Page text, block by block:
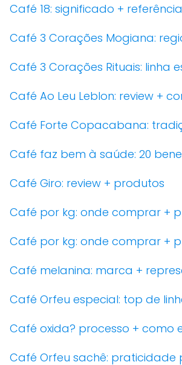
Café 18: significado +
Café 3 Corações Mogiana:
Café 3 Corações Rituais: linha
Café Ao Leu Leblon: review +
Café Forte Copacabana:
Café faz bem à saúde: 20
Café Giro: review + produtos
Café por kg: onde comprar +
Café por kg: onde comprar +
Café melanina: marca +
Café Orfeu especial: top de
Café oxida? processo + como
Café Orfeu sachê: praticidade